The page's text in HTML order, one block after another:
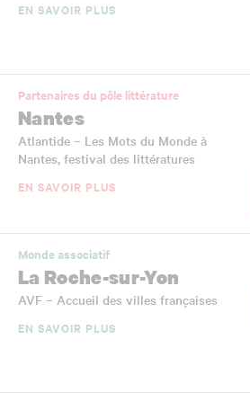
EN SAVOIR PLUS
Partenaires du pôle littérature
Nantes
Atlantide – Les Mots du Monde à
Nantes, festival des littératures
EN SAVOIR PLUS
Monde associatif
La Roche-sur-Yon
AVF – Accueil des villes françaises
EN SAVOIR PLUS